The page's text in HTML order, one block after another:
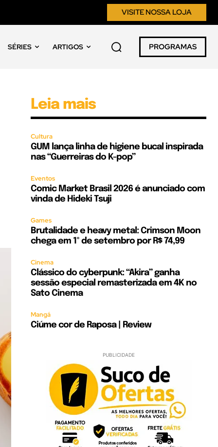
VISITE NOSSA LOJA
SÉRIES ARTIGOS PROGRAMAS
Leia mais
Cultura
GUM lança linha de higiene bucal inspirada
nas “Guerreiras do K-pop”
Eventos
Comic Market Brasil 2026 é anunciado com
vinda de Hideki Tsuji
Games
Brutalidade e heavy metal: Crimson Moon
chega em 1º de setembro por R$ 74,99
Cinema
Clássico do cyberpunk: “Akira” ganha
sessão especial remasterizada em 4K no
Sato Cinema
Mangá
Ciúme cor de Raposa | Review
PUBLICIDADE